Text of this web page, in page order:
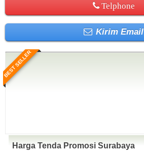
Telphone
Kirim Email
BEST SELLER
Harga Tenda Promosi Surabaya